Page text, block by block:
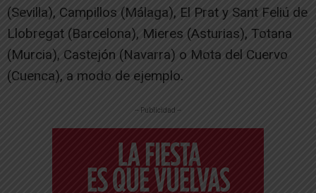
(Sevilla), Campillos (Málaga), El Prat y Sant Feliú de
Llobregat (Barcelona), Mieres (Asturias), Totana
(Murcia), Castejón (Navarra) o Mota del Cuervo
(Cuenca), a modo de ejemplo.
-- Publicidad --